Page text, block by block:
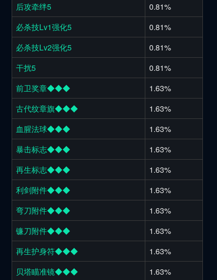
后攻牵绊5
0.81%
必杀技Lv1强化5
0.81%
必杀技Lv2强化5
0.81%
干扰5
0.81%
前卫奖章◆◆◆
1.63%
古代纹章旗◆◆◆
1.63%
血腥法球◆◆◆
1.63%
暴击标志◆◆◆
1.63%
再生标志◆◆◆
1.63%
利剑附件◆◆◆
1.63%
弯刀附件◆◆◆
1.63%
镰刀附件◆◆◆
1.63%
再生护身符◆◆◆
1.63%
贝塔瞄准镜◆◆◆
1.63%